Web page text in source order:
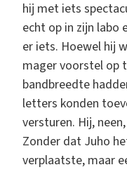
hij met iets
echt op in zijn labo
er iets. Hoewel hij
mager voorstel op
bandbreedte
letters konden
versturen. Hij,
Zonder dat Juho
verplaatste, maar